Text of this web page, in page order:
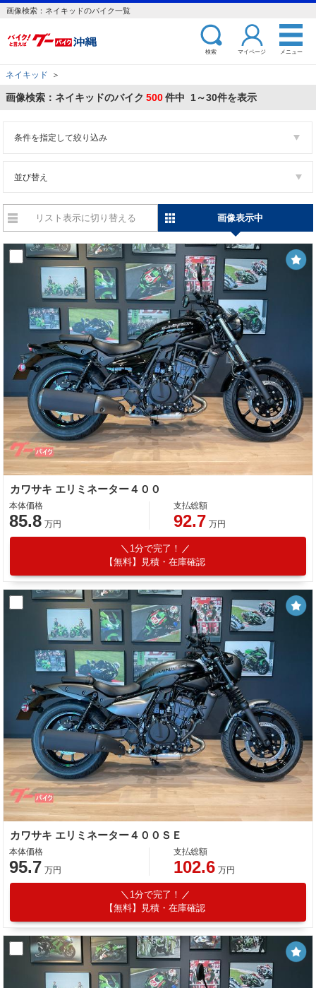
画像検索：ネイキッドのバイク一覧
検索 マイページ メニュー
ネイキッド ＞
画像検索：ネイキッドのバイク 500件中 1～30件を表示
条件を指定して絞り込み
並び替え
リスト表示に切り替える 画像表示中
カワサキ エリミネーター４００
本体価格
85.8 万円
支払総額
92.7 万円
1分で完了！
【無料】見積・在庫確認
カワサキ エリミネーター４００ＳＥ
本体価格
95.7 万円
支払総額
102.6 万円
1分で完了！
【無料】見積・在庫確認